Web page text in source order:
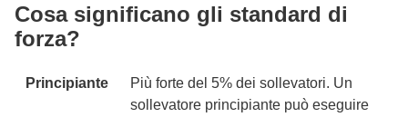
Cosa significano gli standard di
forza?
Principiante
Più forte del 5% dei sollevatori. Un
sollevatore principiante può eseguire